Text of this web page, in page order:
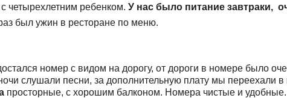
четырехлетним ребенком. У нас было питание завтраки,
был ужин в ресторане по меню.
номер с видом на дорогу, от дороги в номере было
слушали песни, за дополнительную плату мы переехали
просторные, с хорошим балконом. Номера чистые и